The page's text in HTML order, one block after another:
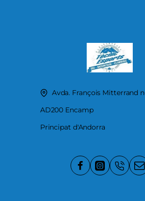
Avda. François Mitterrand
AD200 Encamp
Principat d'Andorra